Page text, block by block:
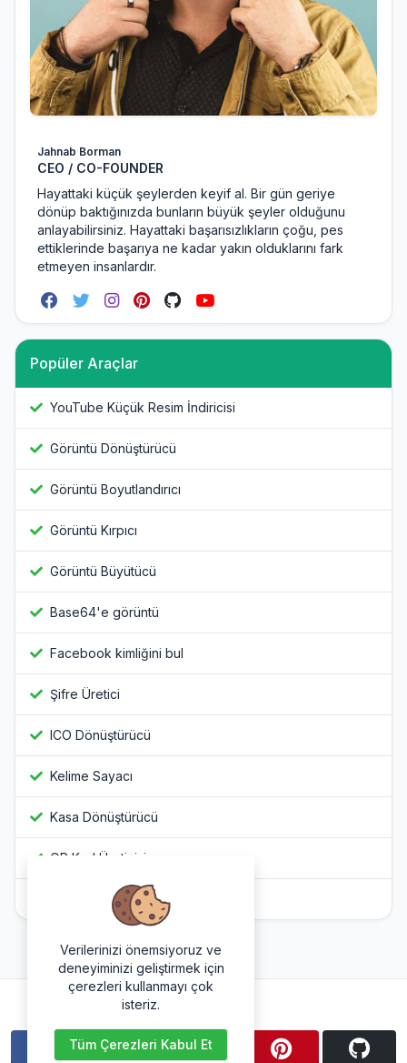
Jahnab Borman
CEO / CO-FOUNDER
Hayattaki küçük şeylerden keyif al. Bir gün geriye
dönüp baktığınızda bunların büyük şeyler olduğunu
anlayabilirsiniz. Hayattaki başarısızlıkların çoğu, pes
ettiklerinde başarıya ne kadar yakın olduklarını fark
etmeyen insanlardır.
Popüler Araçlar
YouTube Küçük Resim İndiricisi
Görüntü Dönüştürücü
Görüntü Boyutlandırıcı
Görüntü Kırpıcı
Görüntü Büyütücü
Base64'e görüntü
Facebook kimliğini bul
Şifre Üretici
ICO Dönüştürücü
Kelime Sayacı
Kasa Dönüştürücü
QR Kod Üreticisi
Javascript Gizleyici
Verilerinizi önemsiyoruz ve
deneyiminizi geliştirmek için
çerezleri kullanmayı çok
isteriz.
Tüm Çerezleri Kabul Et